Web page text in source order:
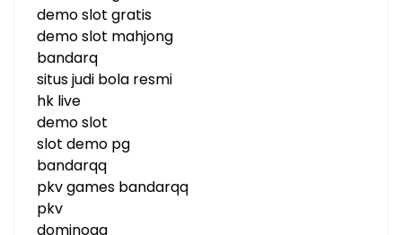
demo slot gratis
demo slot mahjong
bandarq
situs judi bola resmi
hk live
demo slot
slot demo pg
bandarqq
pkv games bandarqq
pkv
dominoqq